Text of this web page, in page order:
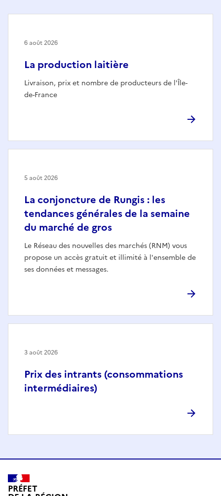
La production laitière
Livraison, prix et nombre de producteurs de l'Île-
de-France
6 août 2026
La conjoncture de Rungis : les
tendances générales de la semaine
du marché de gros
Le Réseau des nouvelles des marchés (RNM) vous
propose un accès gratuit et illimité à l'ensemble de
ses données et messages.
5 août 2026
Prix des intrants (consommations
intermédiaires)
3 août 2026
PRÉFET